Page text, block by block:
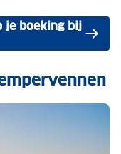
je boeking bij